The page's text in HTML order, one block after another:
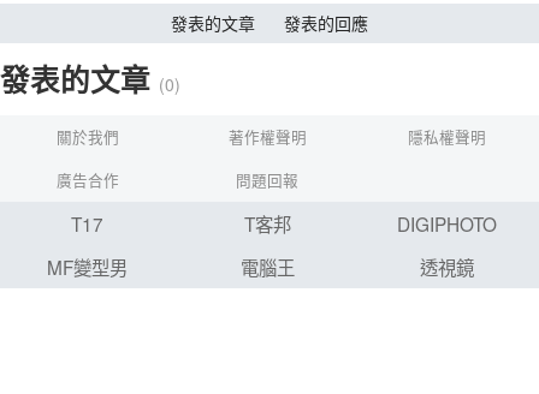
發表的文章 發表的回應
發表的文章 (0)
關於我們 著作權聲明
隱私權聲明
廣告合作
問題回報
T17 T客邦
DIGIPHOTO
MF變型男
電腦王 透視鏡